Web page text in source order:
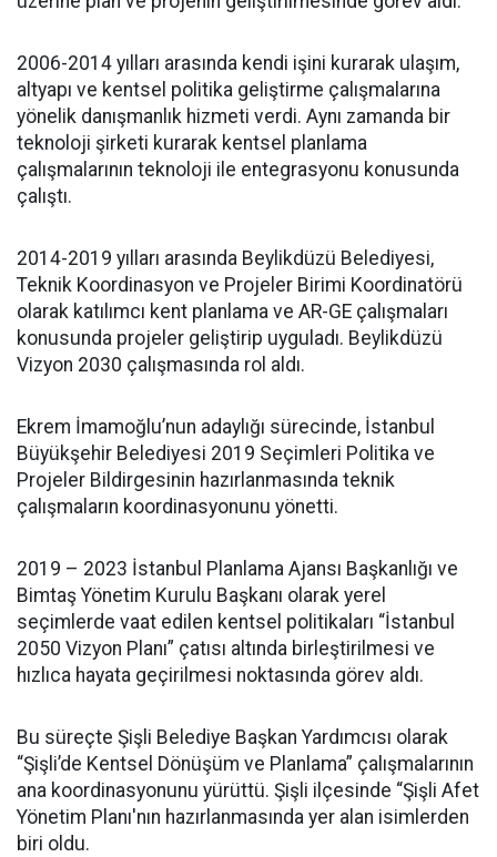
2006-2014 yılları arasında kendi işini kurarak ulaşım,
altyapı ve kentsel politika geliştirme çalışmalarına
yönelik danışmanlık hizmeti verdi. Aynı zamanda bir
teknoloji şirketi kurarak kentsel planlama
çalışmalarının teknoloji ile entegrasyonu konusunda
çalıştı.
2014-2019 yılları arasında Beylikdüzü Belediyesi,
Teknik Koordinasyon ve Projeler Birimi Koordinatörü
olarak katılımcı kent planlama ve AR-GE çalışmaları
konusunda projeler geliştirip uyguladı. Beylikdüzü
Vizyon 2030 çalışmasında rol aldı.
Ekrem İmamoğlu’nun adaylığı sürecinde, İstanbul
Büyükşehir Belediyesi 2019 Seçimleri Politika ve
Projeler Bildirgesinin hazırlanmasında teknik
çalışmaların koordinasyonunu yönetti.
2019 – 2023 İstanbul Planlama Ajansı Başkanlığı ve
Bimtaş Yönetim Kurulu Başkanı olarak yerel
seçimlerde vaat edilen kentsel politikaları “İstanbul
2050 Vizyon Planı” çatısı altında birleştirilmesi ve
hızlıca hayata geçirilmesi noktasında görev aldı.
Bu süreçte Şişli Belediye Başkan Yardımcısı olarak
“Şişli’de Kentsel Dönüşüm ve Planlama” çalışmalarının
ana koordinasyonunu yürüttü. Şişli ilçesinde “Şişli Afet
Yönetim Planı'nın hazırlanmasında yer alan isimlerden
biri oldu.